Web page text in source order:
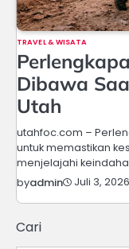
TRAVEL & WISATA
Dibawa
Utah
utahfoc.com –
untuk memastikan
menjelajahi
byadmin Juli 3, 2026
Cari